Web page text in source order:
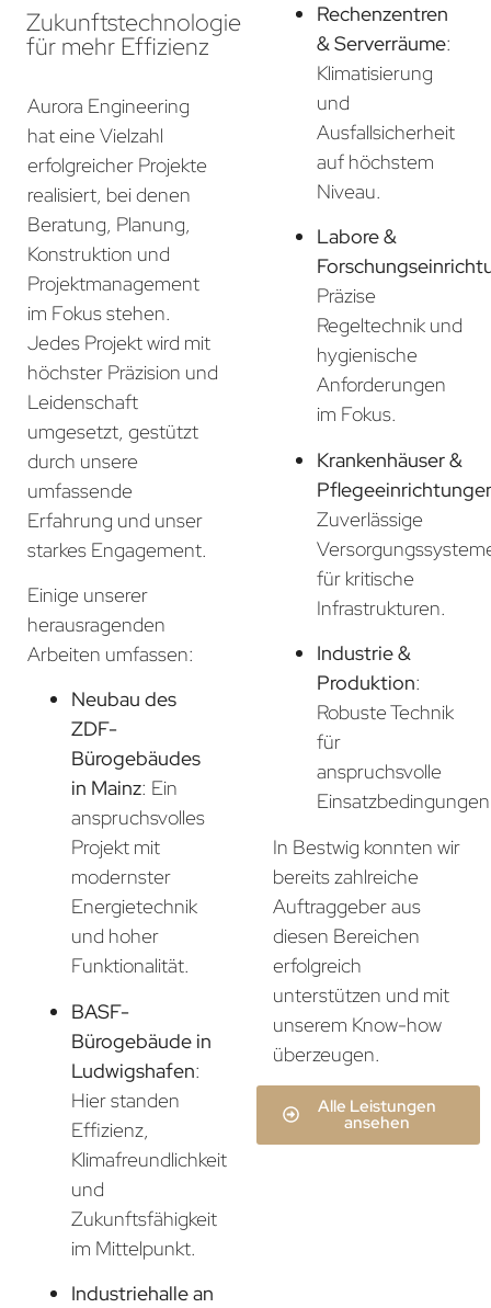
Zukunftstechnologie
für mehr Effizienz
Aurora Engineering
hat eine Vielzahl
erfolgreicher Projekte
realisiert, bei denen
Beratung, Planung,
Konstruktion und
Projektmanagement
im Fokus stehen.
Jedes Projekt wird mit
höchster Präzision und
Leidenschaft
umgesetzt, gestützt
durch unsere
umfassende
Erfahrung und unser
starkes Engagement.
Einige unserer
herausragenden
Arbeiten umfassen:
Neubau des
ZDF-
Bürogebäudes
in Mainz: Ein
anspruchsvolles
Projekt mit
modernster
Energietechnik
und hoher
Funktionalität.
BASF-
Bürogebäude in
Ludwigshafen:
Hier standen
Effizienz,
Klimafreundlichkeit
und
Zukunftsfähigkeit
im Mittelpunkt.
Industriehalle an
Rechenzentren
& Serverräume:
Klimatisierung
und
Ausfallsicherheit
auf höchstem
Niveau.
Labore &
Präzise
Regeltechnik und
hygienische
Anforderungen
im Fokus.
Krankenhäuser &
Zuverlässige
für kritische
Infrastrukturen.
Industrie &
Produktion:
Robuste Technik
für
anspruchsvolle
In Bestwig konnten wir
bereits zahlreiche
Auftraggeber aus
diesen Bereichen
erfolgreich
unterstützen und mit
unserem Know-how
überzeugen.
Alle Leistungen
ansehen